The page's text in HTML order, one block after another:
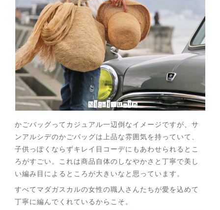
かごバッグってカジュアル一辺倒なイメージですが、サ
ンアルシデのかごバッグは上品な雰囲気を持っていて、
子供っぽくならずキレイ目コーデにもあわせられるとこ
ろがすごい。これは商品自体のしなやかさと丁寧で美し
い編み目によるところが大きいなと思っています。
すべてマダガスカルの女性の職人さんたちが愛を込めて
丁寧に編んでくれているからこそ。